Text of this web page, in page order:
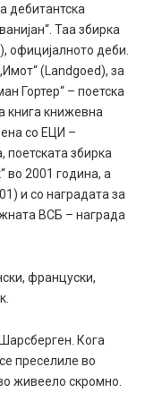
дебитантска
Таа збирка
официјалното деби.
(Landgoed), за
Гортер“ – поетска
книга книжевна
со ЕЦИ –
поетската збирка
во 2001 година, а
и со наградата за
ВСБ – награда
француски,
Кога
преселиле во
живеело скромно.